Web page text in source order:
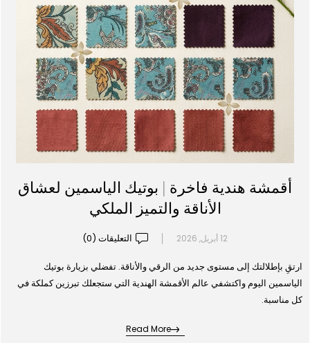
أقمشة هندية فاخرة | بوتيك الياسمين لعشاق
الأناقة والتميز الملكي
12 أبريل, 2026 التعليقات (0)
ارتقِ بإطلالتك إلى مستوى جديد من الرقي والأناقة. تفضلي بزيارة بوتيك
الياسمين اليوم واكتشفي عالم الأقمشة الهندية التي ستجعلك تبرزين كملكة في
كل مناسبة.
Read More